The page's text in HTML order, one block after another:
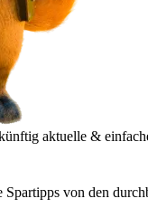
aktuelle &
Spartipps von den